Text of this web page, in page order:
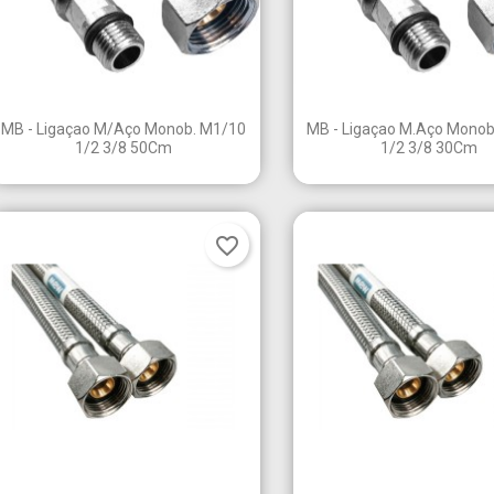
Criar nova lista
Criar lista de desejos
Entrar
Vista rápida
MB - Ligaçao M/Aço Monob. M1/10
1/2 3/8 50Cm
Vista rápida
MB - Ligaçao M.Aço
1/2 3/8 30Cm
favorite_border